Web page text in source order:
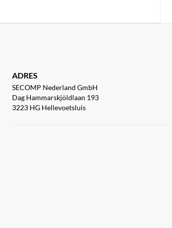
ADRES
SECOMP Nederland GmbH
Dag Hammarskjöldlaan 193
3223 HG Hellevoetsluis